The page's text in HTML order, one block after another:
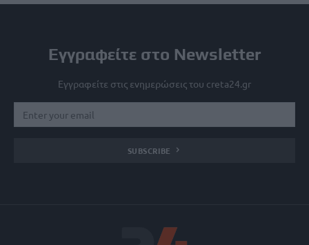
Εγγραφείτε στο Newsletter
Εγγραφείτε στις ενημερώσεις του creta24.gr
SUBSCRIBE